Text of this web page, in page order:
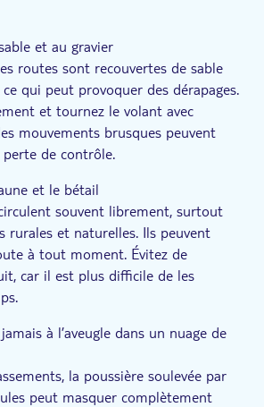
et au gravier
routes sont recouvertes de sable
qui peut provoquer des dérapages.
et tournez le volant avec
mouvements brusques peuvent
de contrôle.
et le bétail
souvent librement, surtout
rurales et naturelles. Ils peuvent
à tout moment. Évitez de
car il est plus difficile de les
à l’aveugle dans un nuage de
la poussière soulevée par
peut masquer complètement